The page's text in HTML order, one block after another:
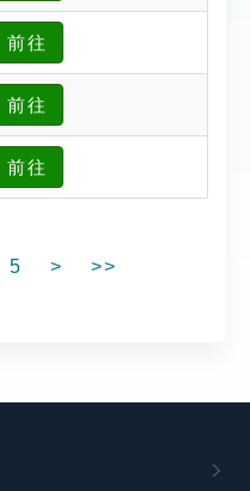
前往
前往
前往
5 > >>